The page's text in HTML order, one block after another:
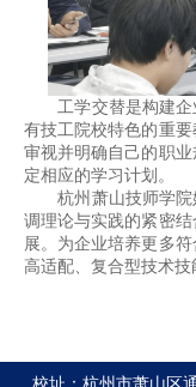
工学交替是构建企
有技工院校特色的重
审视并明确自己的职
定相应的学习计划。
杭州萧山技师学院
调理论与实践的紧密
展。为企业培养更多
高适配、复合型技术技